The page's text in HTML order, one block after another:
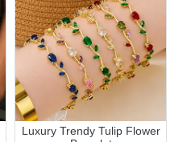
Luxury Trendy Tulip Flower